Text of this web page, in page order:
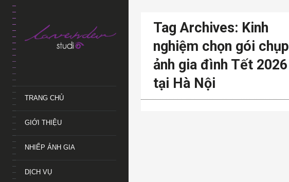
TRANG CHỦ
GIỚI THIỆU
NHIẾP ẢNH GIA
DỊCH VỤ
Tag Archives: Kinh
nghiệm chọn gói chụp
ảnh gia đình Tết 2026
tại Hà Nội